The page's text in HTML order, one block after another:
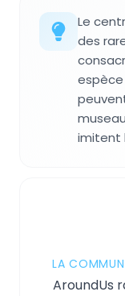
Le
des
espèce
imitent
LA
AroundUs